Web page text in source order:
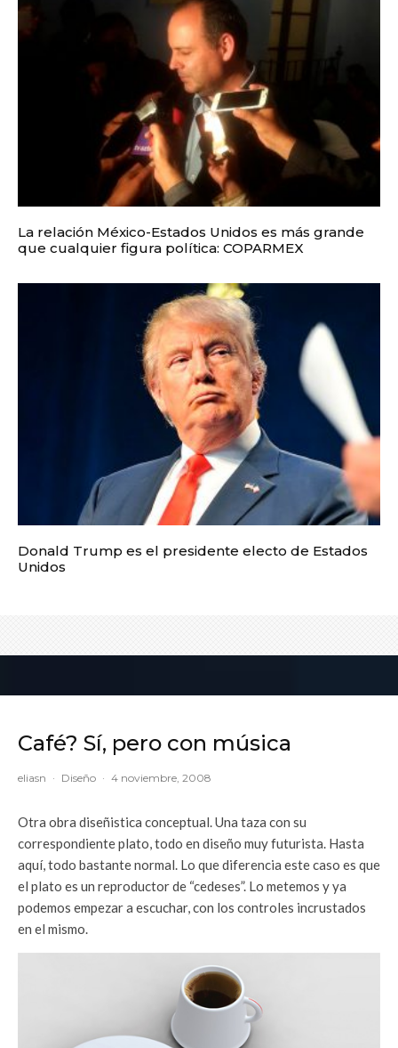
La relación México-Estados Unidos es más grande
que cualquier figura política: COPARMEX
Donald Trump es el presidente electo de Estados
Unidos
Café? Sí, pero con música
eliasn · Diseño · 4 noviembre, 2008
Otra obra diseñistica conceptual. Una taza con su
correspondiente plato, todo en diseño muy futurista. Hasta
aquí, todo bastante normal. Lo que diferencia este caso es que
el plato es un reproductor de “cedeses”. Lo metemos y ya
podemos empezar a escuchar, con los controles incrustados
en el mismo.